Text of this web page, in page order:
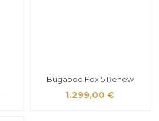
Bugaboo Fox 5 Renew
1.299,00 €